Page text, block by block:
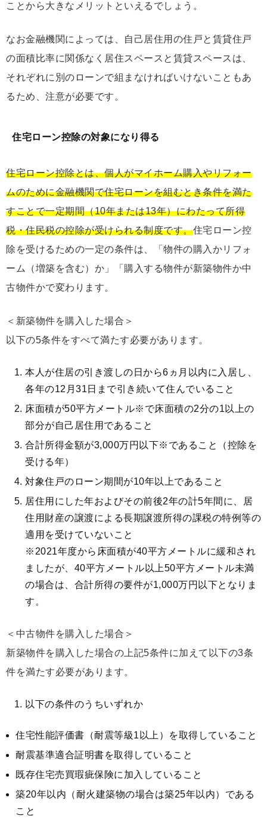
ことから大きなメリットといえるでしょう。
なお金融機関によっては、自己居住用の住戸と賃貸住戸
の面積比率に関係なく居住スペースと賃貸スペースは、
それぞれに別のローンで組まなければいけないこともあ
るため、注意が必要です。
住宅ローン控除の対象になり得る
住宅ローン控除とは、個人がマイホーム購入やリフォー
ムのために金融機関で住宅ローンを組むとき条件を満た
すことで一定期間（10年または13年）にわたって所得
税・住民税の控除が受けられる制度です。住宅ローン控
除を受けるための一定の条件は、「物件の購入かリフォ
ーム（増築を含む）か」「購入する物件が新築物件か中
古物件かで変わります。
＜新築物件を購入した場合＞
以下の5条件をすべて満たす必要があります。
本人が住居の引き渡しの日から6ヵ月以内に入居し、
各年の12月31日まで引き続いて住んでいること
床面積が50平方メートル※で床面積の2分の1以上の
部分が自己居住用であること
合計所得金額が3,000万円以下※であること（控除を
受ける年）
対象住戸のローン期間が10年以上であること
居住用にした年およびその前後2年の計5年間に、居
住用財産の譲渡による長期譲渡所得の課税の特例等の
適用を受けていないこと
※2021年度から床面積が40平方メートルに緩和され
ましたが、40平方メートル以上50平方メートル未満
の場合は、合計所得の要件が1,000万円以下となりま
す。
＜中古物件を購入した場合＞
新築物件を購入した場合の上記5条件に加えて以下の3条
件を満たす必要があります。
以下の条件のうちいずれか
住宅性能評価書（耐震等級1以上）を取得していること
耐震基準適合証明書を取得していること
既存住宅売買瑕疵保険に加入していること
築20年以内（耐火建築物の場合は築25年以内）である
こと